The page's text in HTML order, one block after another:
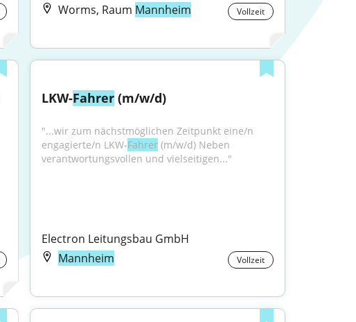
Worms, Raum Mannheim Vollzeit
LKW-Fahrer (m/w/d)
"...wir zum nächstmöglichen Zeitpunkt eine/n
engagierte/n LKW-Fahrer (m/w/d) Neben
verantwortungsvollen und vielseitigen..."
Electron Leitungsbau GmbH
Mannheim
Vollzeit